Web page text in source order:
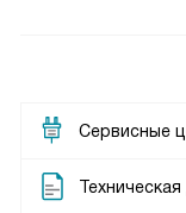
Сервисные